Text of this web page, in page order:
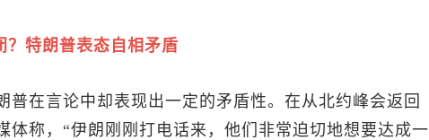
？特朗普表态自相矛盾
普在言论中却表现出一定的矛盾性。在从北约峰会返回
体称，“伊朗刚刚打电话来，他们非常迫切地想要达成一